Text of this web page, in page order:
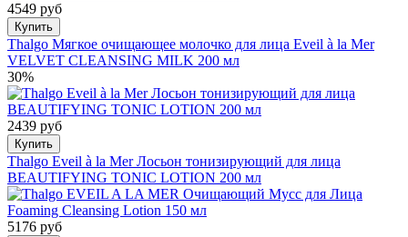
4549 руб
Купить
Thalgo Мягкое очищающее молочко для лица Eveil à la Mer
VELVET CLEANSING MILK 200 мл
30%
2439 руб
Купить
Thalgo Eveil à la Mer Лосьон тонизирующий для лица
BEAUTIFYING TONIC LOTION 200 мл
5176 руб